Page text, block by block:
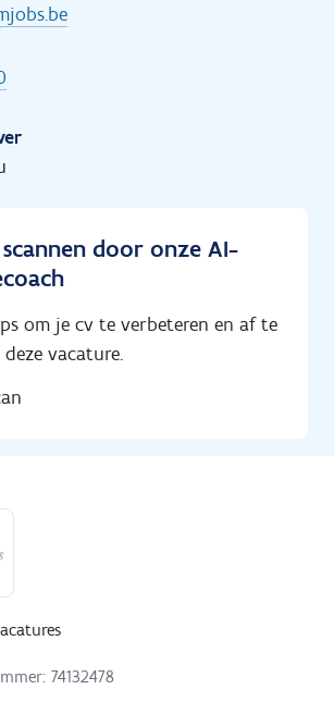
door onze AI-
om je cv te verbeteren en af te
vacature.
74132478